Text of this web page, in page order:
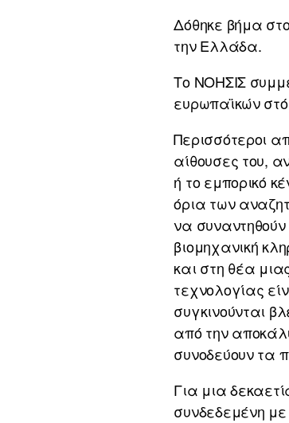
Δόθηκε βήμα
την Ελλάδα.
Το ΝΟΗΣΙΣ
ευρωπαϊκών
Περισσότεροι
αίθουσες του,
ή το εμπορικό
όρια των
να
βιομηχανική
και στη θέα
τεχνολογίας
συγκινούνται
από την
συνοδεύουν τα
Για μια
συνδεδεμένη